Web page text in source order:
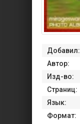
Добавил:
Автор:
Изд-во:
Страниц:
Язык:
Формат: